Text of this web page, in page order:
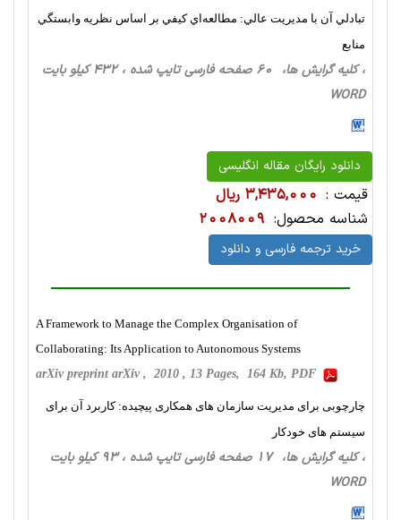
تبادلي آن با مديريت عالي: مطالعه‌اي كيفي بر اساس نظريه وابستگي
منابع
، کلیه گرایش ها، 60 صفحه فارسی تایپ شده ، 432 کیلو بایت
WORD
دانلود رایگان مقاله انگلیسی
قیمت : 3,435,000 ریال
شناسه محصول: 2008009
خرید ترجمه فارسی و دانلود
A Framework to Manage the Complex Organisation of
Collaborating: Its Application to Autonomous Systems
arXiv preprint arXiv , 2010 , 13 Pages, 164 Kb, PDF
چارچوبی برای مدیریت سازمان های همکاری پیچیده: کاربرد آن برای
سیستم های خودکار
، کلیه گرایش ها، 17 صفحه فارسی تایپ شده ، 93 کیلو بایت
WORD